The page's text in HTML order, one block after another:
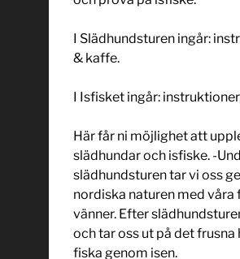
I Slädhundsturen ingår:
& kaffe.
I Isfisket ingår:
Här får ni möjlighet att
slädhundar och isfiske. -
slädhundsturen tar vi oss
nordiska naturen med våra
vänner. Efter
och tar oss ut på det
fiska genom isen.